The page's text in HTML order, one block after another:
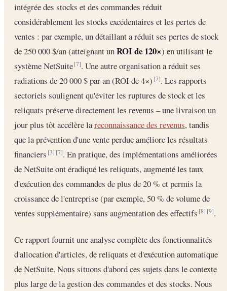
intégrée des stocks et des commandes réduit
considérablement les stocks excédentaires et les pertes de
ventes : par exemple, un détaillant a réduit ses pertes de stock
de 250 000 $/an (atteignant unROI de 120×) en utilisant le
système NetSuite[7]. Une autre organisation a réduit ses
radiations de 20 000 $ par an (ROI de 4×)[7]. Les rapports
sectoriels soulignent qu'éviter les ruptures de stock et les
reliquats préserve directement les revenus – une livraison un
jour plus tôt accélère lareconnaissance des revenus, tandis
que la prévention d'une vente perdue améliore les résultats
financiers[3] [7]. En pratique, des implémentations améliorées
de NetSuite ont éradiqué les reliquats, augmenté les taux
d'exécution des commandes de plus de 20 % et permis la
croissance de l'entreprise (par exemple, 50 % de volume de
ventes supplémentaire) sans augmentation des effectifs[8] [9].
Ce rapport fournit une analyse complète des fonctionnalités
d'allocation d'articles, de reliquats et d'exécution automatique
de NetSuite. Nous situons d'abord ces sujets dans le contexte
plus large de la gestion des commandes et des stocks. Nous